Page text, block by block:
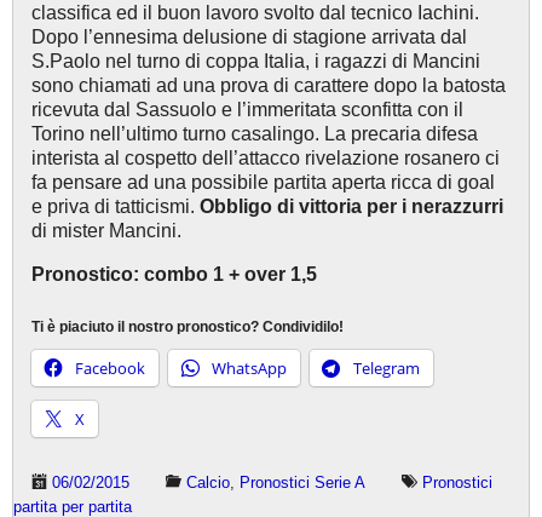
classifica ed il buon lavoro svolto dal tecnico Iachini.
Dopo l’ennesima delusione di stagione arrivata dal
S.Paolo nel turno di coppa Italia, i ragazzi di Mancini
sono chiamati ad una prova di carattere dopo la batosta
ricevuta dal Sassuolo e l’immeritata sconfitta con il
Torino nell’ultimo turno casalingo. La precaria difesa
interista al cospetto dell’attacco rivelazione rosanero ci
fa pensare ad una possibile partita aperta ricca di goal
e priva di tatticismi. Obbligo di vittoria per i nerazzurri
di mister Mancini.
Pronostico: combo 1 + over 1,5
Ti è piaciuto il nostro pronostico? Condividilo!
Facebook WhatsApp Telegram
X
06/02/2015 Calcio Pronostici Serie A
Pronostici
partita per partita